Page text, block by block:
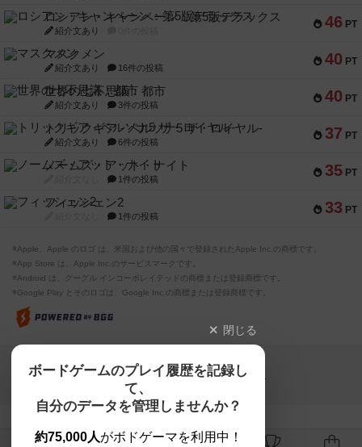
46 PT
ロシアン・キャンペーン：第5版デラックス
紹介文あり
40 PT
マスクメン
紹介文あり 16件の投稿
40 PT
世界の七不思議：都市
紹介文あり 3件の投稿
37 PT
トリックギア - ペルソナ5 ザ・ロイヤル-
紹介文あり 6件の投稿
35 PT
ノームズ・アット・ナイト
1件の投稿
33 PT
フィッシェン2
1件の投稿
※Apple、Apple のロゴ は、米国および他の国々で登録されたApple Inc.の商標です。
※App Store は、Apple Inc.のサービスマークです。
※Android は、グーグル インコーポレイテッドの商標または登録商標です。
※Google Play とそのロゴは、Google Inc.の商標または登録商標です。
閉じる
ボードゲームのプレイ履歴を記録し
て、
自分のデータを管理しませんか？
約75,000人がボドゲーマを利用中！
Copyright (c)
【ボドゲーマ】ボードゲームの総合情報サイト